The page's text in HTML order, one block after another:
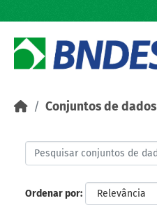
Conjuntos de dados
Ordenar por